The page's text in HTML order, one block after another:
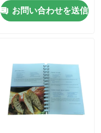
お問い合わせを送信